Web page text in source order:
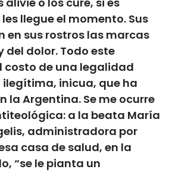
llegue el momento. Sus
en sus rostros las marcas
del dolor. Todo este
costo de una legalidad
inicua, que ha
la Argentina. Se me ocurre
a la beata María
administradora por
casa de salud, en la
“se le pianta un